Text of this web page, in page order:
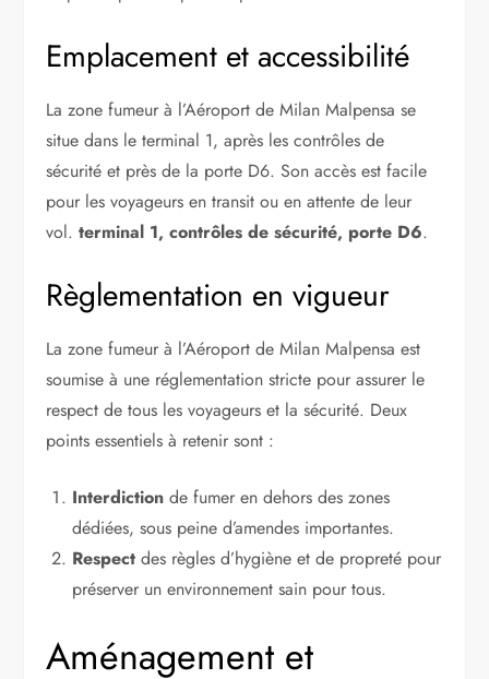
Emplacement et accessibilité
La zone fumeur à l’Aéroport de Milan Malpensa se
situe dans le terminal 1, après les contrôles de
sécurité et près de la porte D6. Son accès est facile
pour les voyageurs en transit ou en attente de leur
vol.terminal 1, contrôles de sécurité, porte D6.
Règlementation en vigueur
La zone fumeur à l’Aéroport de Milan Malpensa est
soumise à une réglementation stricte pour assurer le
respect de tous les voyageurs et la sécurité. Deux
points essentiels à retenir sont :
Interdiction de fumer en dehors des zones
dédiées, sous peine d’amendes importantes.
Respect des règles d’hygiène et de propreté pour
préserver un environnement sain pour tous.
Aménagement et